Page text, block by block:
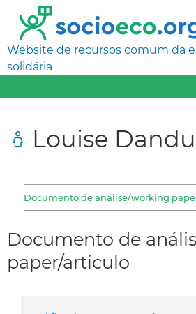
Website de recursos comum da
solidária
Louise
Documento de análise/working
Documento de
paper/articulo